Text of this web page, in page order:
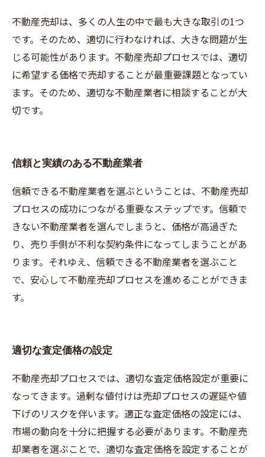
不動産売却は、多くの人生の中で最も大きな取引の1つ
です。そのため、適切に行わなければ、大きな問題が生
じる可能性があります。不動産売却プロセスでは、適切
に希望する価格で売却することが最重要課題となってい
ます。そのため、適切な不動産業者に相談することが大
切です。
信頼と実績のある不動産業者
信頼できる不動産業者を選ぶということは、不動産売却
プロセスの成功につながる重要なステップです。信頼で
きない不動産業者を選んでしまうと、価格が高過ぎた
り、売り手側が不利な契約条件になってしまうことがあ
ります。それゆえ、信頼できる不動産業者を選ぶこと
で、安心して不動産売却プロセスを進めることができま
す。
適切な査定価格の設定
不動産売却プロセスでは、適切な査定価格設定が重要に
なってきます。過剰な値付けは売却プロセスの遅延や値
下げのリスクを伴います。適正な査定価格の設定には、
市場の動向を十分に把握する必要があります。不動産売
却業者を選ぶことで、適切な査定価格を設定することが